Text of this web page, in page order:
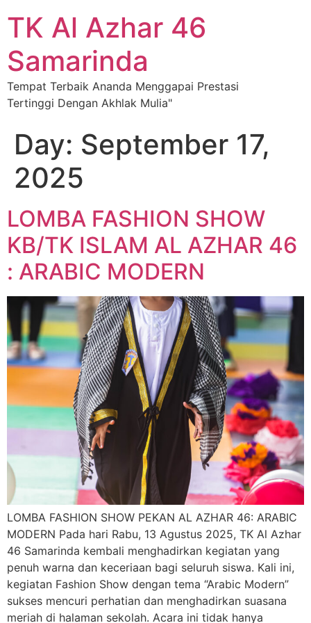
TK Al Azhar 46
Samarinda
Tempat Terbaik Ananda Menggapai Prestasi
Tertinggi Dengan Akhlak Mulia"
Day: September 17,
2025
LOMBA FASHION SHOW
KB/TK ISLAM AL AZHAR 46
: ARABIC MODERN
LOMBA FASHION SHOW PEKAN AL AZHAR 46: ARABIC
MODERN Pada hari Rabu, 13 Agustus 2025, TK Al Azhar
46 Samarinda kembali menghadirkan kegiatan yang
penuh warna dan keceriaan bagi seluruh siswa. Kali ini,
kegiatan Fashion Show dengan tema “Arabic Modern”
sukses mencuri perhatian dan menghadirkan suasana
meriah di halaman sekolah. Acara ini tidak hanya